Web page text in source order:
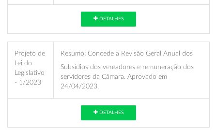
DETALHES
Projeto de
Lei do
Legislativo
- 1/2023
Resumo: Concede a Revisão Geral Anual dos
Subsídios dos vereadores e remuneração dos
servidores da Câmara. Aprovado em
24/04/2023.
DETALHES